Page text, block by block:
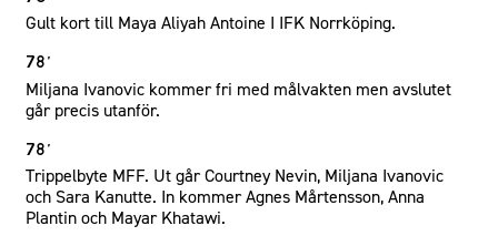
Gult kort till Maya Aliyah Antoine I IFK Norrköping.
78´
Miljana Ivanovic kommer fri med målvakten men avslutet
går precis utanför.
78´
Trippelbyte MFF. Ut går Courtney Nevin, Miljana Ivanovic
och Sara Kanutte. In kommer Agnes Mårtensson, Anna
Plantin och Mayar Khatawi.